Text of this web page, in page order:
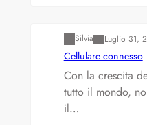
Silvia Luglio 31,
Cellulare connesso
Con la crescita
tutto il mondo,
il…